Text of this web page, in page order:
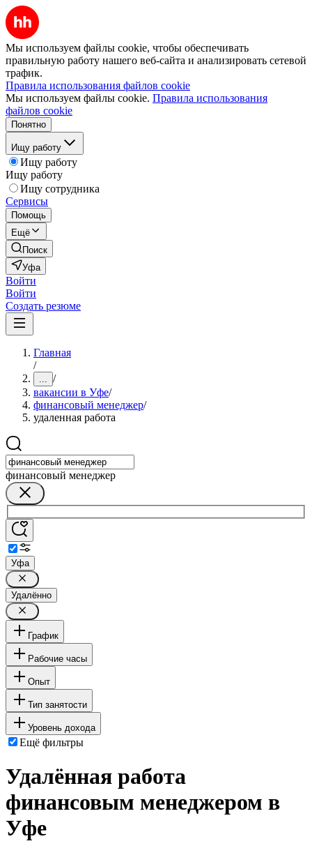
Мы используем файлы cookie, чтобы обеспечивать
правильную работу нашего веб-сайта и анализировать сетевой
трафик.
Правила использования файлов cookie
Мы используем файлы cookie. Правила использования
файлов cookie
Понятно
Ищу работу
Ищу работу
Ищу работу
Ищу сотрудника
Сервисы
Помощь
Ещё
Поиск
Уфа
Войти
Войти
Создать резюме
Главная
/
... /
вакансии в Уфе/
финансовый менеджер/
удаленная работа
финансовый менеджер
Уфа
Удалённо
График
Рабочие часы
Опыт
Тип занятости
Уровень дохода
Ещё фильтры
Удалённая работа
финансовым менеджером в
Уфе